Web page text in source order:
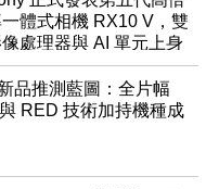
體式相機 RX10 V，雙
處理器與 AI 單元上身
品推測藍圖：全片幅
RED 技術加持機種成